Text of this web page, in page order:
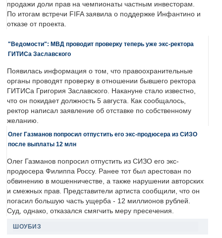
продажи доли прав на чемпионаты частным инвесторам.
По итогам встречи FIFA заявила о поддержке Инфантино и
отказе от проекта.
"Ведомости": МВД проводит проверку теперь уже экс-ректора
ГИТИСа Заславского
Появилась информация о том, что правоохранительные
органы проводят проверку в отношении бывшего ректора
ГИТИСа Григория Заславского. Накануне стало известно,
что он покидает должность 5 августа. Как сообщалось,
ректор написал заявление об отставке по собственному
желанию.
Олег Газманов попросил отпустить его экс-продюсера из СИЗО
после выплаты 12 млн
Олег Газманов попросил отпустить из СИЗО его экс-
продюсера Филиппа Россу. Ранее тот был арестован по
обвинению в мошенничестве, а также нарушении авторских
и смежных прав. Представители артиста сообщили, что он
погасил большую часть ущерба - 12 миллионов рублей.
Суд, однако, отказался смягчить меру пресечения.
ШОУБИЗ